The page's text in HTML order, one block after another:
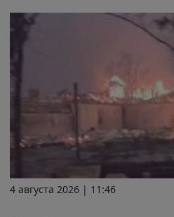
4 августа 2026 | 11:46